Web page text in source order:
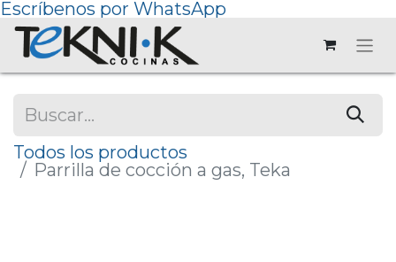
Escríbenos por WhatsApp
Todos los productos
Parrilla de cocción a gas, Teka